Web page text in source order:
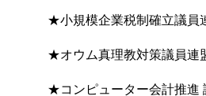
★小規模企業税制確立議員
★オウム真理教対策議員連
★コンピューター会計推進